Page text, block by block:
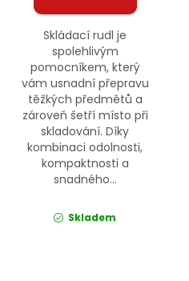
Skládací rudl je
spolehlivým
pomocníkem, který
vám usnadní přepravu
těžkých předmětů a
zároveň šetří místo při
skladování. Díky
kombinaci odolnosti,
kompaktnosti a
snadného...
Skladem